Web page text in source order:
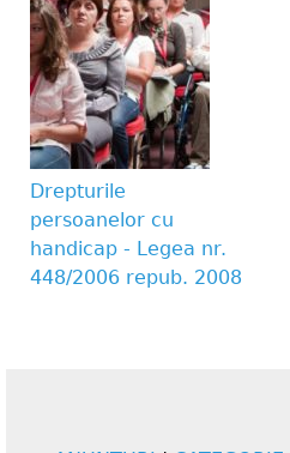
Drepturile
persoanelor cu
handicap - Legea nr.
448/2006 repub. 2008